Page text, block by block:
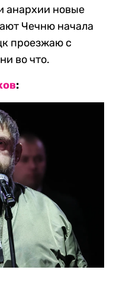
анархии новые
Чечню начала
проезжаю с
во что.
: